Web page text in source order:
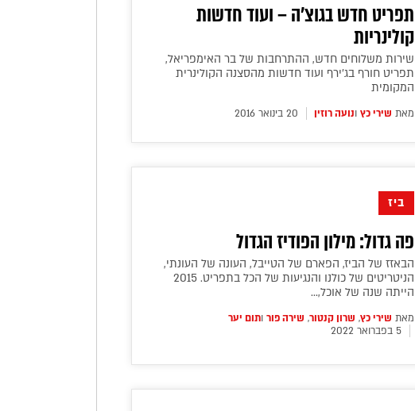
תפריט חדש בגוצ'ה – ועוד חדשות
קולינריות
שירות משלוחים חדש, ההתרחבות של בר האימפריאל,
תפריט חורף בג'ירף ועוד חדשות מהסצנה הקולינרית
המקומית
מאת שירי כץ ונועה רוזין 20 בינואר 2016
ביז
פה גדול: מילון הפודיז הגדול
הבאזז של הביז, הפארם של הטייבל, העונה של העונתי,
הניטריטים של כולנו והנגיעות של הכל בתפריט. 2015
הייתה שנה של אוכל,...
מאת שירי כץ, שרון קנטור, שירה פור ותום יער
5 בפברואר 2022